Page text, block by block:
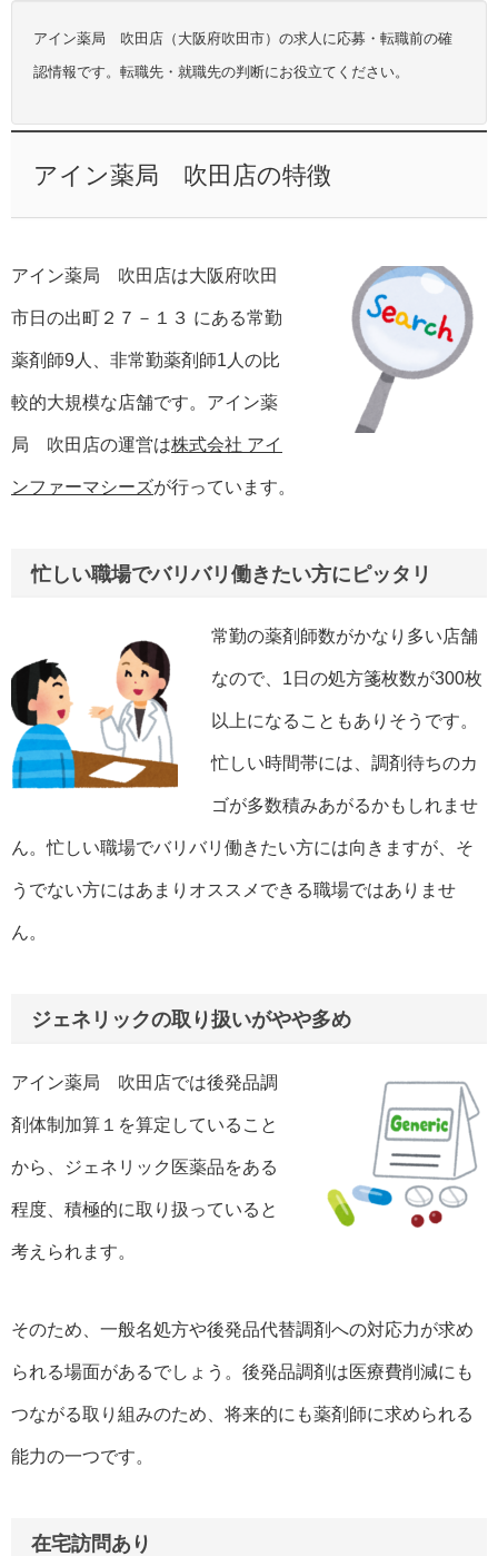
アイン薬局 吹田店（大阪府吹田市）の求人に応募・転職前の確
認情報です。転職先・就職先の判断にお役立てください。
アイン薬局 吹田店の特徴
アイン薬局 吹田店は大阪府吹田
市日の出町２７－１３ にある常勤
薬剤師9人、非常勤薬剤師1人の比
較的大規模な店舗です。アイン薬
局 吹田店の運営は株式会社 アイ
ンファーマシーズが行っています。
忙しい職場でバリバリ働きたい方にピッタリ
常勤の薬剤師数がかなり多い店舗
なので、1日の処方箋枚数が300枚
以上になることもありそうです。
忙しい時間帯には、調剤待ちのカ
ゴが多数積みあがるかもしれませ
ん。忙しい職場でバリバリ働きたい方には向きますが、そ
うでない方にはあまりオススメできる職場ではありませ
ん。
ジェネリックの取り扱いがやや多め
アイン薬局 吹田店では後発品調
剤体制加算１を算定していること
から、ジェネリック医薬品をある
程度、積極的に取り扱っていると
考えられます。
そのため、一般名処方や後発品代替調剤への対応力が求め
られる場面があるでしょう。後発品調剤は医療費削減にも
つながる取り組みのため、将来的にも薬剤師に求められる
能力の一つです。
在宅訪問あり